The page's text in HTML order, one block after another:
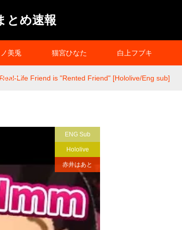
とめ速報
ノ美兎 猫宮ひなた 白上フブキ
シーLife Friend is "Rented Friend" [Hololive/Eng sub]
ENG Sub
Hololive
赤井はあと